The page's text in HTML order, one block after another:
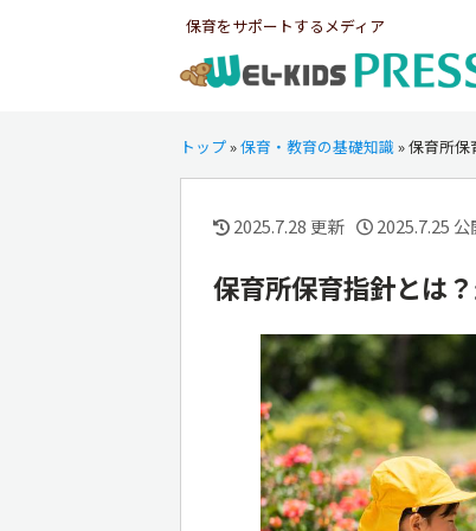
保育をサポートするメディア
トップ»保育・教育の基礎知識»保育所保
2025.7.28 更新 2025.7.25 公
保育所保育指針とは